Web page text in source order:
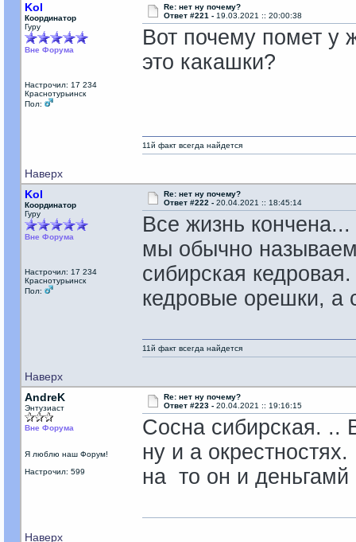
Kol
Координатор
Гуру
Вне Форума
Настрочил: 17 234
Краснотурьинск
Пол:
Re: нет ну почему?
Ответ #221 - 19.03.2021 :: 20:00:38
Вот почему помет у
это какашки?
Наверх
11й факт всегда найдется
Kol
Координатор
Гуру
Вне Форума
Настрочил: 17 234
Краснотурьинск
Пол:
Re: нет ну почему?
Ответ #222 - 20.04.2021 :: 18:45:14
Все жизнь
мы обычно
сибирская
кедровые орешки,
Наверх
11й факт всегда найдется
AndreK
Энтузиаст
Вне Форума
Я люблю наш Форум!
Настрочил: 599
Re: нет ну почему?
Ответ #223 - 20.04.2021 :: 19:16:15
Сосна сибирская. ..
ну и а
на то он и
Наверх